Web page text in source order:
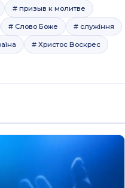
# призыв к молитве
# Слово Боже # служіння
# Христос Воскрес